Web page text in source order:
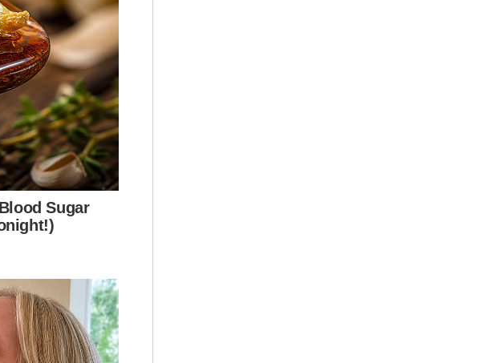
kami
yang
strategik urus
tawar kursus
peluang
syariah dan
beretika,“